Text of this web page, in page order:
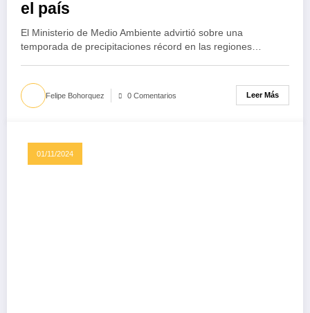
el país
El Ministerio de Medio Ambiente advirtió sobre una
temporada de precipitaciones récord en las regiones…
Felipe Bohorquez 0 Comentarios Leer Más
01/11/2024